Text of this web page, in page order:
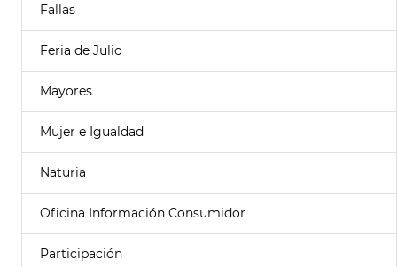
Fallas
Feria de Julio
Mayores
Mujer e Igualdad
Naturia
Oficina Información Consumidor
Participación